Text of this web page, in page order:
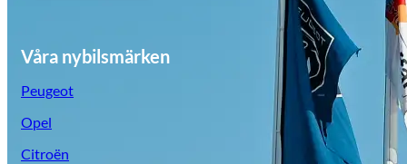
Våra nybilsmärken
Peugeot
Opel
Citroën